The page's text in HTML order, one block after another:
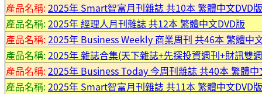
產品名稱:2025年 Smart智富月刊雜誌 共10本 繁體中文DVD版
產品名稱:2025年 經理人月刊雜誌 共12本 繁體中文DVD版
產品名稱:2025年 Business Weekly 商業周刊 共46本 繁體中
產品名稱:2025年 雜誌合集(天下雜誌+先探投資週刊+財訊雙
產品名稱:2025年 Business Today 今周刊雜誌 共40本 繁體中
產品名稱:2025年 Smart智富月刊雜誌 共11本 繁體中文DVD版